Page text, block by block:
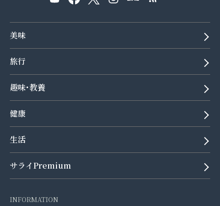
美味
旅行
趣味･教養
健康
生活
サライPremium
INFORMATION